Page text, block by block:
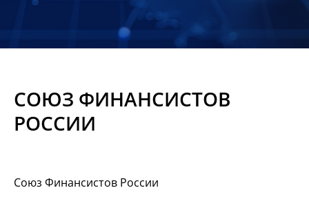
Материалы
СОЮЗ ФИНАНСИСТОВ
РОССИИ
Союз Финансистов России